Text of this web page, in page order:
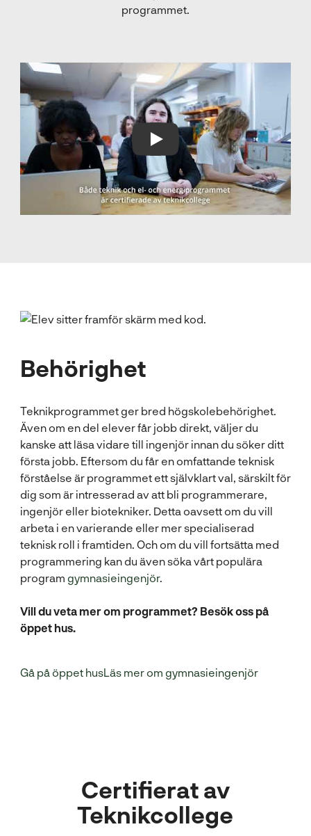
programmet.
Play Video
Behörighet
Teknikprogrammet ger bred högskolebehörighet.
Även om en del elever får jobb direkt, väljer du
kanske att läsa vidare till ingenjör innan du söker ditt
första jobb. Eftersom du får en omfattande teknisk
förståelse är programmet ett självklart val, särskilt för
dig som är intresserad av att bli programmerare,
ingenjör eller biotekniker. Detta oavsett om du vill
arbeta i en varierande eller mer specialiserad
teknisk roll i framtiden. Och om du vill fortsätta med
programmering kan du även söka vårt populära
program gymnasieingenjör.
Vill du veta mer om programmet? Besök oss på
öppet hus.
Gå på öppet husLäs mer om gymnasieingenjör
Certifierat av
Teknikcollege